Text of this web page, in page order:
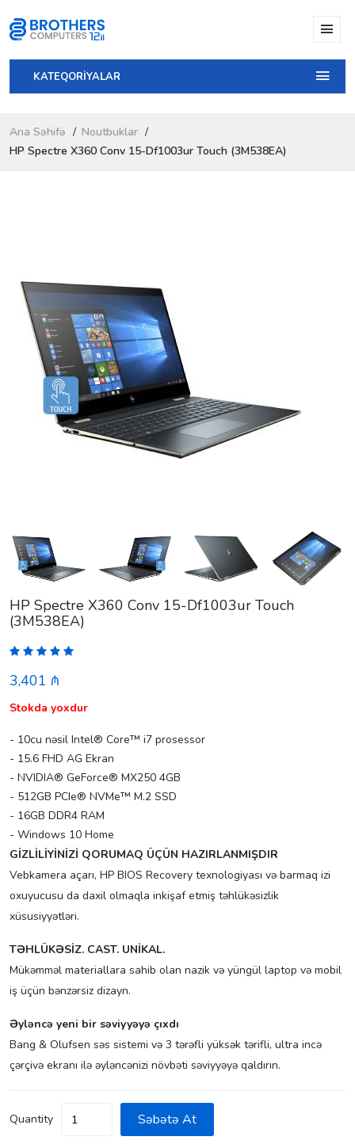
KATEQORİYALAR
Ana Səhifə
Noutbuklar
HP Spectre X360 Conv 15-Df1003ur Touch (3M538EA)
HP Spectre X360 Conv 15-Df1003ur Touch
(3M538EA)
3,401 ₼
Stokda yoxdur
- 10cu nəsil Intel® Core™ i7 prosessor
- 15.6 FHD AG Ekran
- NVIDIA® GeForce® MX250 4GB
- 512GB PCIe® NVMe™ M.2 SSD
- 16GB DDR4 RAM
- Windows 10 Home
GİZLİLİYİNİZİ QORUMAQ ÜÇÜN HAZIRLANMIŞDIR
Vebkamera açarı, HP BIOS Recovery texnologiyası və barmaq izi
oxuyucusu da daxil olmaqla inkişaf etmiş təhlükəsizlik
xüsusiyyətləri.
TƏHLÜKƏSİZ. CAST. UNİKAL.
Mükəmməl materiallara sahib olan nazik və yüngül laptop və mobil
iş üçün bənzərsiz dizayn.
Əyləncə yeni bir səviyyəyə çıxdı
Bang & Olufsen səs sistemi və 3 tərəfli yüksək tərifli, ultra incə
çərçivə ekranı ilə əyləncənizi növbəti səviyyəyə qaldırın.
Quantity Səbətə At